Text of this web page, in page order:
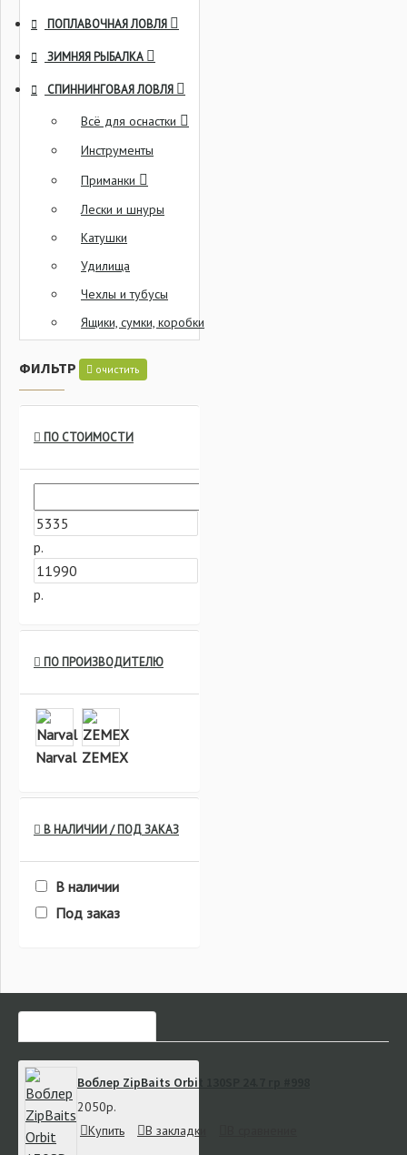
ПОПЛАВОЧНАЯ ЛОВЛЯ
ЗИМНЯЯ РЫБАЛКА
СПИННИНГОВАЯ ЛОВЛЯ
Всё для оснастки
Инструменты
Приманки
Лески и шнуры
Катушки
Удилища
Чехлы и тубусы
Ящики, сумки, коробки
ФИЛЬТР очистить
ПО СТОИМОСТИ
р.
р.
ПО ПРОИЗВОДИТЕЛЮ
Narval ZEMEX
В НАЛИЧИИ / ПОД ЗАКАЗ
В наличии
Под заказ
Воблер ZipBaits Orbit 130SP 24.7 гр #998
2050р.
Купить
В закладки